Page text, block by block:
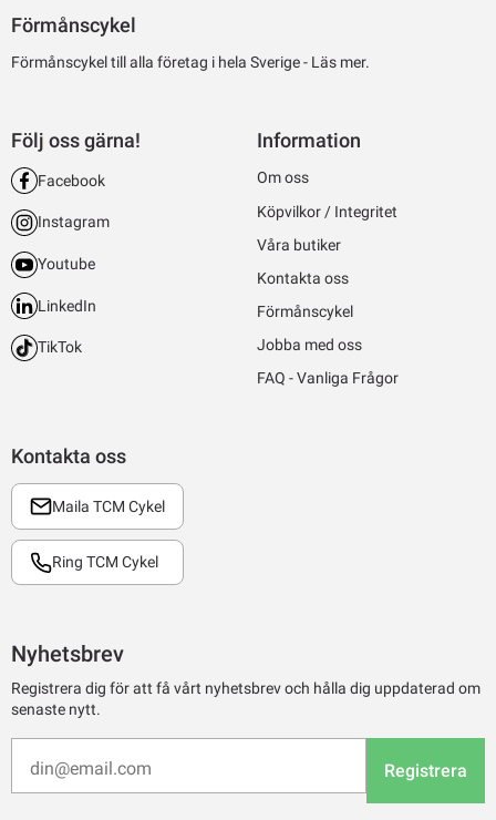
Förmånscykel
Förmånscykel till alla företag i hela Sverige - Läs mer.
Kontakta oss
Maila TCM Cykel
Ring TCM Cykel
Följ oss gärna!
Facebook
Instagram
Youtube
LinkedIn
TikTok
Information
Om oss
Köpvilkor / Integritet
Våra butiker
Kontakta oss
Förmånscykel
Jobba med oss
FAQ - Vanliga Frågor
Nyhetsbrev
Registrera dig för att få vårt nyhetsbrev och hålla dig uppdaterad om
senaste nytt.
Registrera